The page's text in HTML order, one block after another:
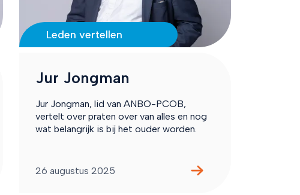
Leden vertellen
Jur Jongman
Jur Jongman, lid van ANBO-PCOB,
vertelt over praten over van alles en nog
wat belangrijk is bij het ouder worden.
26 augustus 2025